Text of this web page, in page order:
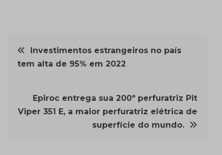
Navegação
Post
Investimentos estrangeiros no país
tem alta de 95% em 2022
Epiroc entrega sua 200ª perfuratriz Pit
Viper 351 E, a maior perfuratriz elétrica de
superfície do mundo.